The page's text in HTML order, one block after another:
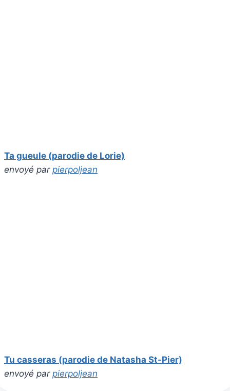
Ta gueule (parodie de Lorie)
envoyé par pierpoljean
Tu casseras (parodie de Natasha St-Pier)
envoyé par pierpoljean